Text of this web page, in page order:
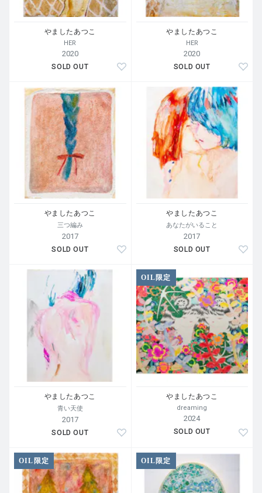
やましたあつこ
HER
2020
SOLD OUT
やましたあつこ
HER
2020
SOLD OUT
やましたあつこ
三つ編み
2017
SOLD OUT
やましたあつこ
あなたがいること
2017
SOLD OUT
やましたあつこ
青い天使
2017
SOLD OUT
OIL限定
やましたあつこ
dreaming
2024
SOLD OUT
OIL限定 OIL限定